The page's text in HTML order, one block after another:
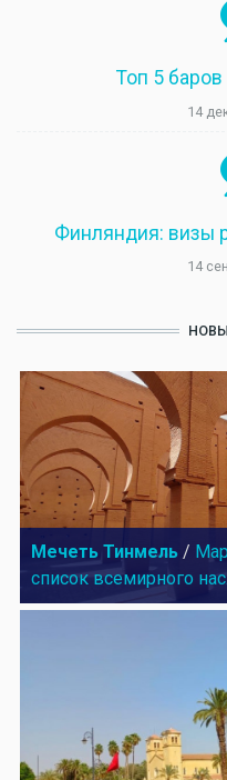
Топ 5
14
Финляндия: визы
14
Мечеть Тинмель /
список всемирного